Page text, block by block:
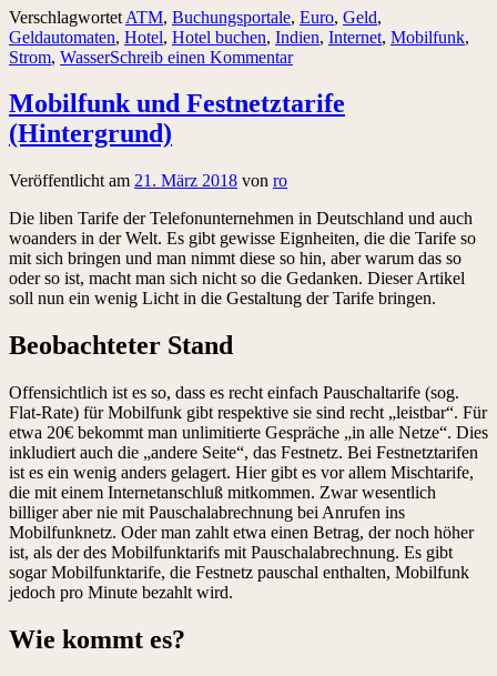
Verschlagwortet ATM, Buchungsportale, Euro, Geld,
Geldautomaten, Hotel, Hotel buchen, Indien, Internet, Mobilfunk,
Strom, WasserSchreib einen Kommentar
Mobilfunk und Festnetztarife
(Hintergrund)
Veröffentlicht am 21. März 2018 von ro
Die liben Tarife der Telefonunternehmen in Deutschland und auch
woanders in der Welt. Es gibt gewisse Eignheiten, die die Tarife so
mit sich bringen und man nimmt diese so hin, aber warum das so
oder so ist, macht man sich nicht so die Gedanken. Dieser Artikel
soll nun ein wenig Licht in die Gestaltung der Tarife bringen.
Beobachteter Stand
Offensichtlich ist es so, dass es recht einfach Pauschaltarife (sog.
Flat-Rate) für Mobilfunk gibt respektive sie sind recht „leistbar“. Für
etwa 20€ bekommt man unlimitierte Gespräche „in alle Netze“. Dies
inkludiert auch die „andere Seite“, das Festnetz. Bei Festnetztarifen
ist es ein wenig anders gelagert. Hier gibt es vor allem Mischtarife,
die mit einem Internetanschluß mitkommen. Zwar wesentlich
billiger aber nie mit Pauschalabrechnung bei Anrufen ins
Mobilfunknetz. Oder man zahlt etwa einen Betrag, der noch höher
ist, als der des Mobilfunktarifs mit Pauschalabrechnung. Es gibt
sogar Mobilfunktarife, die Festnetz pauschal enthalten, Mobilfunk
jedoch pro Minute bezahlt wird.
Wie kommt es?